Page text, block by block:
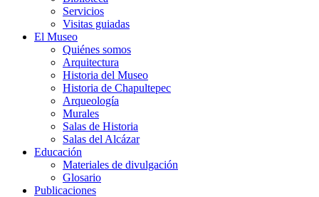
Servicios
Visitas guiadas
El Museo
Quiénes somos
Arquitectura
Historia del Museo
Historia de Chapultepec
Arqueología
Murales
Salas de Historia
Salas del Alcázar
Educación
Materiales de divulgación
Glosario
Publicaciones